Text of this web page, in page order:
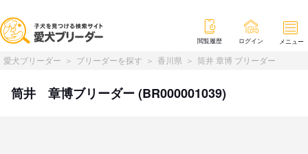
閲覧履歴 ログイン メニュー
愛犬ブリーダー ブリーダーを探す 香川県 筒井 章博 ブリーダー
筒井 章博ブリーダー (BR000001039)